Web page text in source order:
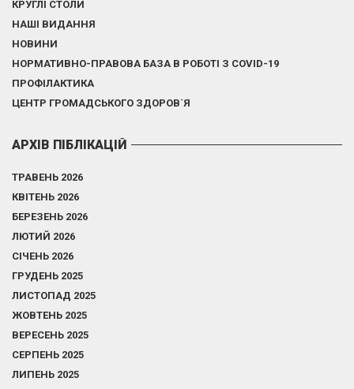
КРУГЛІ СТОЛИ
НАШІ ВИДАННЯ
НОВИНИ
НОРМАТИВНО-ПРАВОВА БАЗА В РОБОТІ З COVID-19
ПРОФІЛАКТИКА
ЦЕНТР ГРОМАДСЬКОГО ЗДОРОВ`Я
АРХІВ ПІБЛІКАЦІЙ
ТРАВЕНЬ 2026
КВІТЕНЬ 2026
БЕРЕЗЕНЬ 2026
ЛЮТИЙ 2026
СІЧЕНЬ 2026
ГРУДЕНЬ 2025
ЛИСТОПАД 2025
ЖОВТЕНЬ 2025
ВЕРЕСЕНЬ 2025
СЕРПЕНЬ 2025
ЛИПЕНЬ 2025